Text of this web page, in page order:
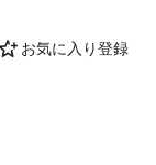
お気に入り登録